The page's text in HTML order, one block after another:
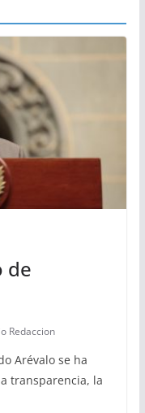
de
Redaccion
Arévalo se ha
transparencia, la